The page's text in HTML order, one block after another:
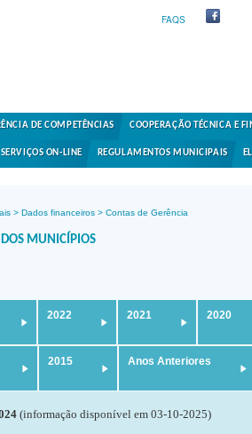
FAQS
DE COMPETÊNCIAS COOPERAÇÃO TÉCNICA E
SERVIÇOS ON-LINE REGULAMENTOS MUNICIPAIS
> Dados financeiros > Contas de Gerência
DOS MUNICÍPIOS
2022 2021 2020
2015 Anos Anteriores
(informação disponível em 03-10-2025)